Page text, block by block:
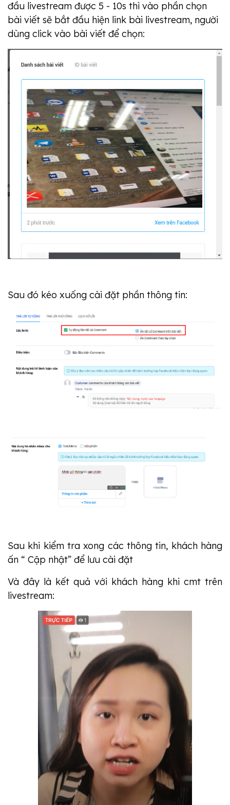
đầu livestream được 5 - 10s thì vào phần chọn
bài viết sẽ bắt đầu hiện link bài livestream, người
dùng click vào bài viết để chọn:
Sau đó kéo xuống cài đặt phần thông tin:
Sau khi kiểm tra xong các thông tin, khách hàng
ấn “ Cập nhật” để lưu cài đặt
Và đây là kết quả với khách hàng khi cmt trên
livestream: